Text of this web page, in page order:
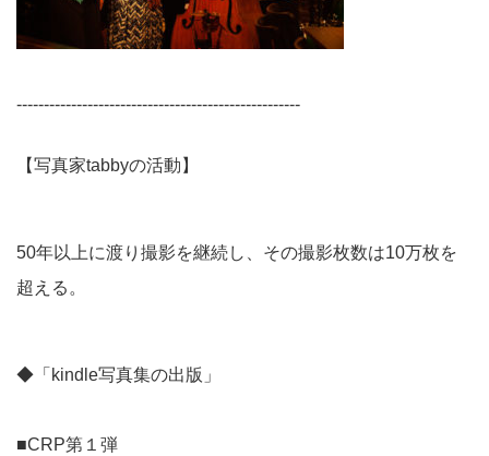
----------------------------------------------------
【写真家tabbyの活動】
50年以上に渡り撮影を継続し、その撮影枚数は10万枚を
超える。
◆「kindle写真集の出版」
■CRP第１弾